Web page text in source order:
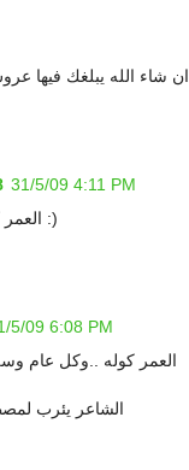
ان شاء الله يبلغك فيها
31/5/09 4:11 PM
العمر كله ان شاء الله :)
5/09 6:08 PM
العمر كوله ..وكل عام
الشاعر يئرب